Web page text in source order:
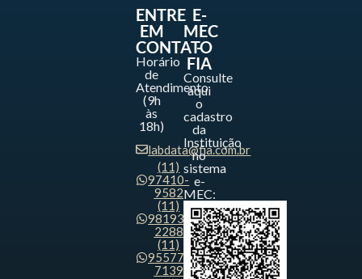
ENTRE
EM
CONTATO
Horário
de
Atendimento
(9h
às
18h)
labdata@fia.com.br
(11)
97410-
9582
(11)
98193-
2288
(11)
95577-
7139
E-
MEC
-
FIA
Consulte
aqui
o
cadastro
da
Instituição
no
sistema
e-
MEC: